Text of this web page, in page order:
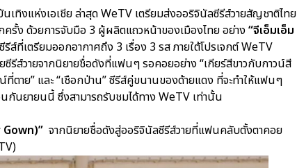
ทิงแห่งเอเชีย ล่าสุด WeTV เตรียมส่งออริจินัลซีรีส์วายสัญชาติไทย
ครั้ง ด้วยการจับมือ 3 ผู้ผลิตแถวหน้าของเมืองไทย อย่าง“จีเอ็มเอ็ม
รีส์ที่เตรียมออกอากาศถึง 3 เรื่อง 3 รส ภายใต้โปรเจกต์ WeTV
ซีรีส์วายจากนิยายชื่อดังที่แฟนๆ รอคอยอย่าง “เกียร์สีขาวกับกาวน์สี
ตาย” และ “เชือกป่าน” ซีรีส์คู่ขนานของด้ายแดง ที่จะทำให้แฟนๆ
กันยายนนี้ ซึ่งสามารถรับชมได้ทาง WeTV เท่านั้น
จากนิยายชื่อดังสู่ออริจินัลซีรีส์วายที่แฟนคลับตั้งตาคอย